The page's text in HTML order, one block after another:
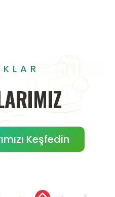
Keşfedin